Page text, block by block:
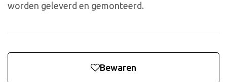
worden geleverd en gemonteerd.
Bewaren